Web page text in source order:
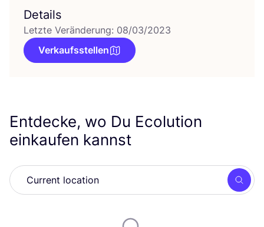
Details
Letzte Veränderung: 08/03/2023
Verkaufsstellen
Entdecke, wo Du Ecolution
einkaufen kannst